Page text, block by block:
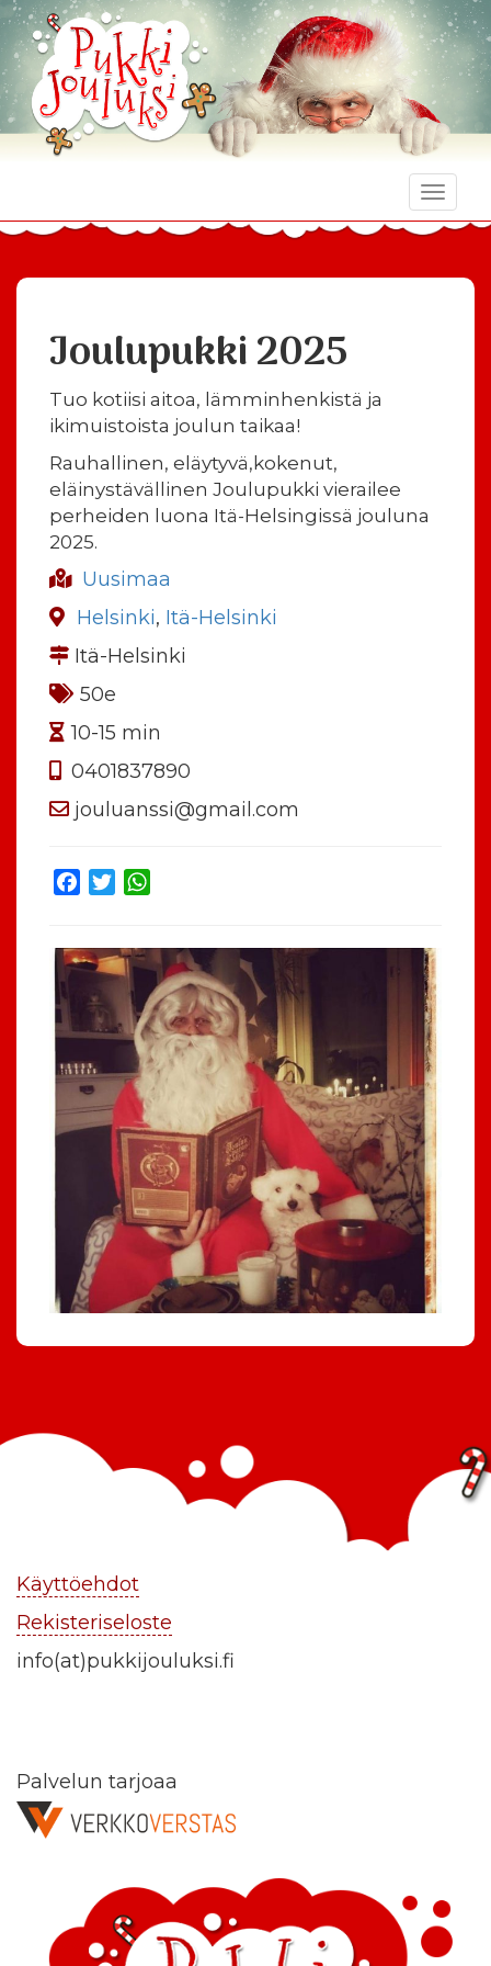
Toggle
Joulupukki 2025
Tuo kotiisi aitoa, lämminhenkistä ja
ikimuistoista joulun taikaa!
Rauhallinen, eläytyvä,kokenut,
eläinystävällinen Joulupukki vierailee
perheiden luona Itä-Helsingissä jouluna
2025.
Uusimaa
Helsinki, Itä-Helsinki
Itä-Helsinki
50e
10-15 min
0401837890
jouluanssi@gmail.com
Facebook
Twitter
Käyttöehdot
Rekisteriseloste
info(at)pukkijouluksi.fi
Palvelun tarjoaa